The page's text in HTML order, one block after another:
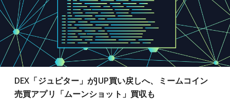
DEX「ジュピター」がJUP買い戻しへ、ミームコイン
売買アプリ「ムーンショット」買収も